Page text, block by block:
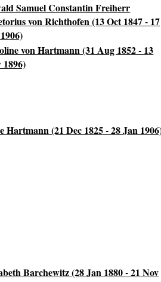
Samuel Constantin Freiherr
von Richthofen (13 Oct 1847 - 17
von Hartmann (31 Aug 1852 - 13
1896)
Hartmann (21 Dec 1825 - 28 Jan
Barchewitz (28 Jan 1880 - 21 Nov